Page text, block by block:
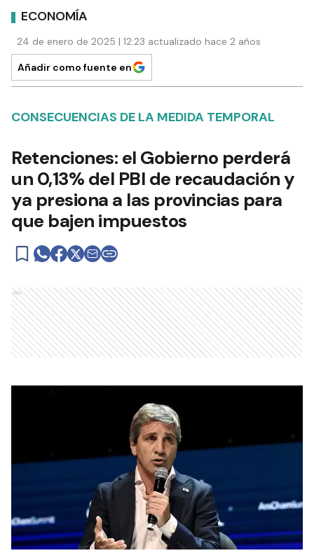
ECONOMÍA
24 de enero de 2025 | 12:23 actualizado hace 2 años
Añadir como fuente en
CONSECUENCIAS DE LA MEDIDA TEMPORAL
Retenciones: el Gobierno perderá
un 0,13% del PBI de recaudación y
ya presiona a las provincias para
que bajen impuestos
Ads